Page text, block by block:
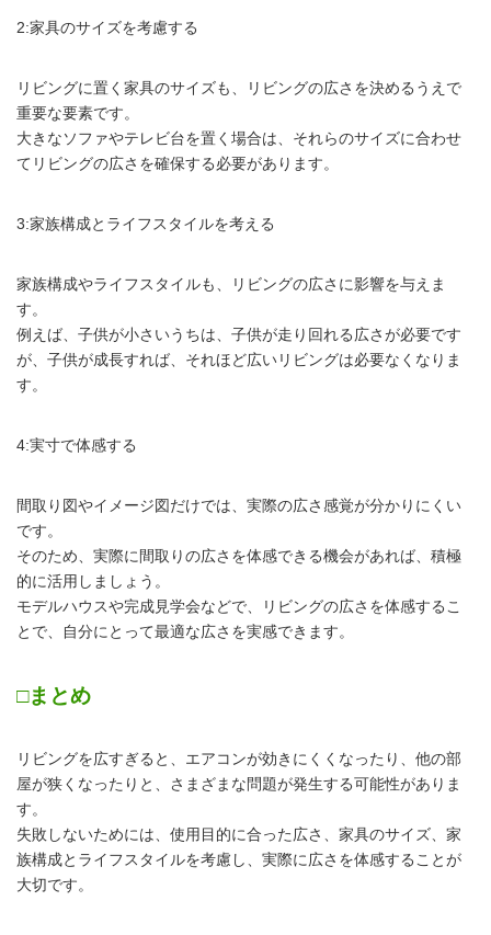
2:家具のサイズを考慮する
リビングに置く家具のサイズも、リビングの広さを決めるうえで
重要な要素です。
大きなソファやテレビ台を置く場合は、それらのサイズに合わせ
てリビングの広さを確保する必要があります。
3:家族構成とライフスタイルを考える
家族構成やライフスタイルも、リビングの広さに影響を与えま
す。
例えば、子供が小さいうちは、子供が走り回れる広さが必要です
が、子供が成長すれば、それほど広いリビングは必要なくなりま
す。
4:実寸で体感する
間取り図やイメージ図だけでは、実際の広さ感覚が分かりにくい
です。
そのため、実際に間取りの広さを体感できる機会があれば、積極
的に活用しましょう。
モデルハウスや完成見学会などで、リビングの広さを体感するこ
とで、自分にとって最適な広さを実感できます。
□まとめ
リビングを広すぎると、エアコンが効きにくくなったり、他の部
屋が狭くなったりと、さまざまな問題が発生する可能性がありま
す。
失敗しないためには、使用目的に合った広さ、家具のサイズ、家
族構成とライフスタイルを考慮し、実際に広さを体感することが
大切です。